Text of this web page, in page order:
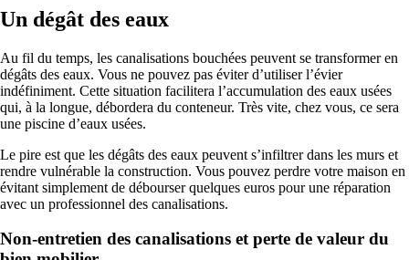
Un dégât des eaux
Au fil du temps, les canalisations bouchées peuvent se transformer en
dégâts des eaux. Vous ne pouvez pas éviter d’utiliser l’évier
indéfiniment. Cette situation facilitera l’accumulation des eaux usées
qui, à la longue, débordera du conteneur. Très vite, chez vous, ce sera
une piscine d’eaux usées.
Le pire est que les dégâts des eaux peuvent s’infiltrer dans les murs et
rendre vulnérable la construction. Vous pouvez perdre votre maison en
évitant simplement de débourser quelques euros pour une réparation
avec un professionnel des canalisations.
Non-entretien des canalisations et perte de valeur du